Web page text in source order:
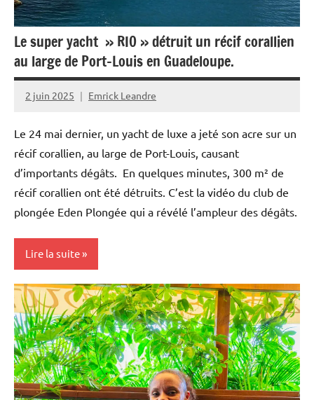
Justice
Outremer
Société
Tourisme
Le super yacht » RIO » détruit un récif corallien
au large de Port-Louis en Guadeloupe.
2 juin 2025 Emrick Leandre
Le 24 mai dernier, un yacht de luxe a jeté son acre sur un
récif corallien, au large de Port-Louis, causant
d’importants dégâts. En quelques minutes, 300 m² de
récif corallien ont été détruits. C’est la vidéo du club de
plongée Eden Plongée qui a révélé l’ampleur des dégâts.
Lire la suite
Antilles-
Guyane
Blog
Ecologie
Environnement